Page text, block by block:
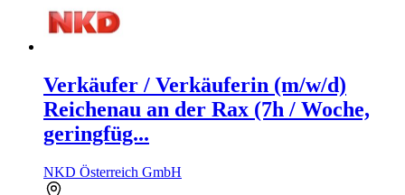
Verkäufer / Verkäuferin (m/w/d)
Reichenau an der Rax (7h / Woche,
geringfüg...
NKD Österreich GmbH